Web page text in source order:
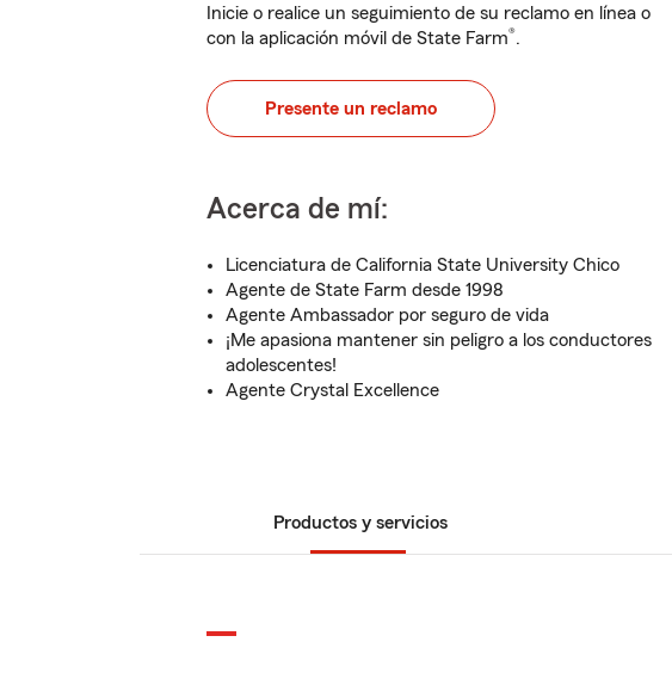
Inicie o realice un seguimiento de su reclamo en línea o
con la aplicación móvil de State Farm®.
Presente un reclamo
Acerca de mí:
Licenciatura de California State University Chico
Agente de State Farm desde 1998
Agente Ambassador por seguro de vida
¡Me apasiona mantener sin peligro a los conductores
adolescentes!
Agente Crystal Excellence
Productos y servicios